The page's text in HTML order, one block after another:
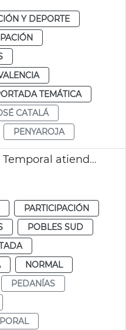
Y DEPORTE
TEMÁTICA
CATALÁ
PENYAROJA
Oficinas de Atención Temporal atienden a 600 afectados DANA pedanias
PARTICIPACIÓN
POBLES SUD
NORMAL
PEDANÍAS